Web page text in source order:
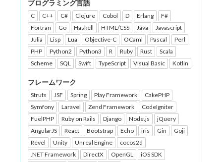
プログラミング言語
C C++ C# Clojure Cobol D Erlang
F#
Fortran
Go Haskell HTML/CSS Java
Javascript
Julia
Lisp Lua Objective-C OCaml Pascal
Perl
PHP
Python2 Python3 R Ruby Rust
Scala
Scheme
SQL Swift TypeScript Visual Basic Kotlin
フレームワーク
Struts JSF Spring Play Framework
CakePHP
Symfony
Laravel Zend Framework
CodeIgniter
FuelPHP
Ruby on Rails Django Node.js
jQuery
AngularJS
React Bootstrap Echo iris Gin
Goji
Revel
Unity Unreal Engine
cocos2d
.NET Framework
DirectX OpenGL
iOS SDK